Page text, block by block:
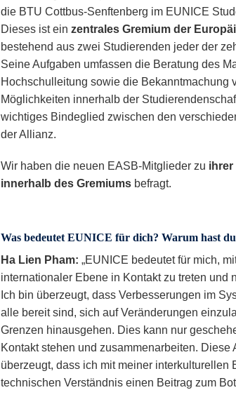
die BTU Cottbus-Senftenberg im EUNICE
Dieses ist ein zentrales Gremium der
bestehend aus zwei Studierenden jeder der
Seine Aufgaben umfassen die Beratung des
Hochschulleitung sowie die Bekanntmachung
Möglichkeiten innerhalb der
wichtiges Bindeglied zwischen den
der Allianz.
Wir haben die neuen EASB-Mitglieder zu ihrer
innerhalb des Gremiums befragt.
Was bedeutet EUNICE für dich? Warum hast
Ha Lien Pham: „EUNICE bedeutet für mich,
internationaler Ebene in Kontakt zu treten und
Ich bin überzeugt, dass Verbesserungen im
alle bereit sind, sich auf Veränderungen
Grenzen hinausgehen. Dies kann nur
Kontakt stehen und zusammenarbeiten. Diese
überzeugt, dass ich mit meiner interkulturellen
technischen Verständnis einen Beitrag zum